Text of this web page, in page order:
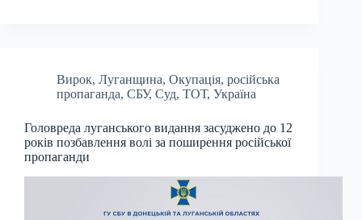
Вирок, Луганщина, Окупація, російська
пропаганда, СБУ, Суд, ТОТ, Україна
Головреда луганського видання засуджено до 12
років позбавлення волі за поширення російської
пропаганди